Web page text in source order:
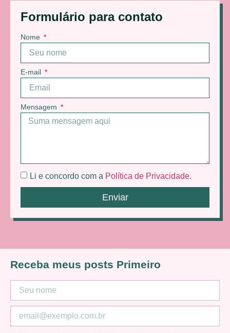
Formulário para contato
Nome
E-mail
Mensagem
Li e concordo com a Política de Privacidade.
Enviar
Receba meus posts Primeiro